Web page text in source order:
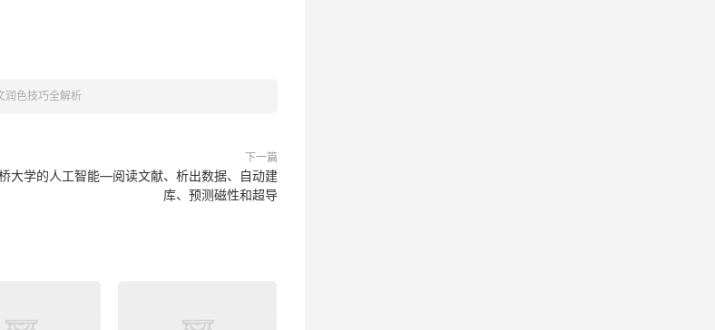
润色技巧全解析
下一篇
大学的人工智能—阅读文献、析出数据、自动建
库、预测磁性和超导